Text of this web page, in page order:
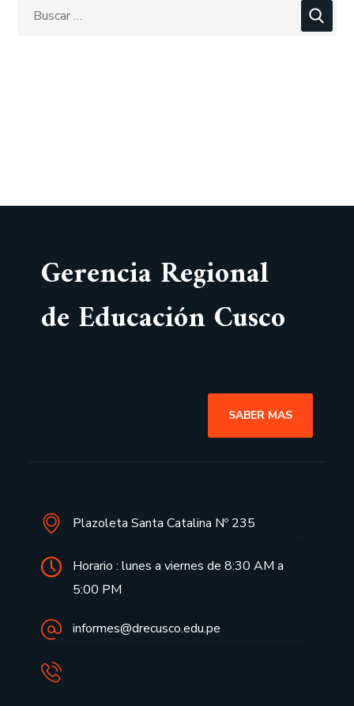
Gerencia Regional
de Educación Cusco
SABER MAS
Plazoleta Santa Catalina Nº 235
Horario : lunes a viernes de 8:30 AM a
5:00 PM
informes@drecusco.edu.pe